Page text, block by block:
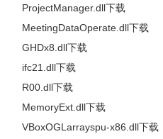
ProjectManager.dll下载
MeetingDataOperate.dll下载
GHDx8.dll下载
ifc21.dll下载
R00.dll下载
MemoryExt.dll下载
VBoxOGLarrayspu-x86.dll下载